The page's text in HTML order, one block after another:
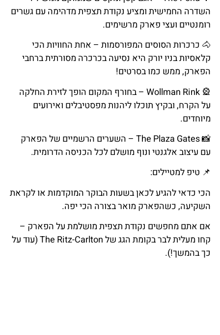
השדרה החמישית ומציע נקודת תצפית מדהימה עם גשרים
רומנטיים ועצי פארק מרשימים.
🐴 כרכרותהסוסים המפורסמות – אחתהחוויותהכי
קלאסיותבניויורק היא נסיעהבכרכרה מסורתיתברחבי
הפארק,ממש כמובסרטים!
🎡
Wollman Rink – בחורף המקום הופך לזירת החלקה
על הקרח, ובקיץ תוכלו ליהנות מפסטיבלים ואירועים
מיוחדים.
📸
The Plaza Gates – השערים הרשמיים של הפארק
עם עיצוב אלגנטי ונוף מושלם לכל הכניסה הדרומית.
📌 טיפלמטיילים:
הכי כדאי להגיע לכאן בשעות הבוקר המוקדמות או לקראת
השקיעה, כשהפארק מואר בצורה הכי יפה.
אם אתם מחפשים נקודת תצפית מושלמת על הפארק –
קחו מעלית לבר בקומת הגג של The Ritz-Carlton (עוד על
כך בהמשך!).